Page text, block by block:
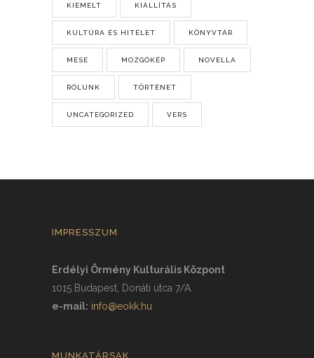
KIEMELT KIÁLLÍTÁS
KULTÚRA ÉS HITÉLET KÖNYVTÁR
MESE MOZGÓKÉP NOVELLA
RÓLUNK TÖRTÉNET
UNCATEGORIZED VERS
IMPRESSZUM
Erdélyi Örmény Kulturális Központ
1015 Budapest, Donáti utca 7/A.
e-mail: info@eokk.hu
MUNKATÁRSAK